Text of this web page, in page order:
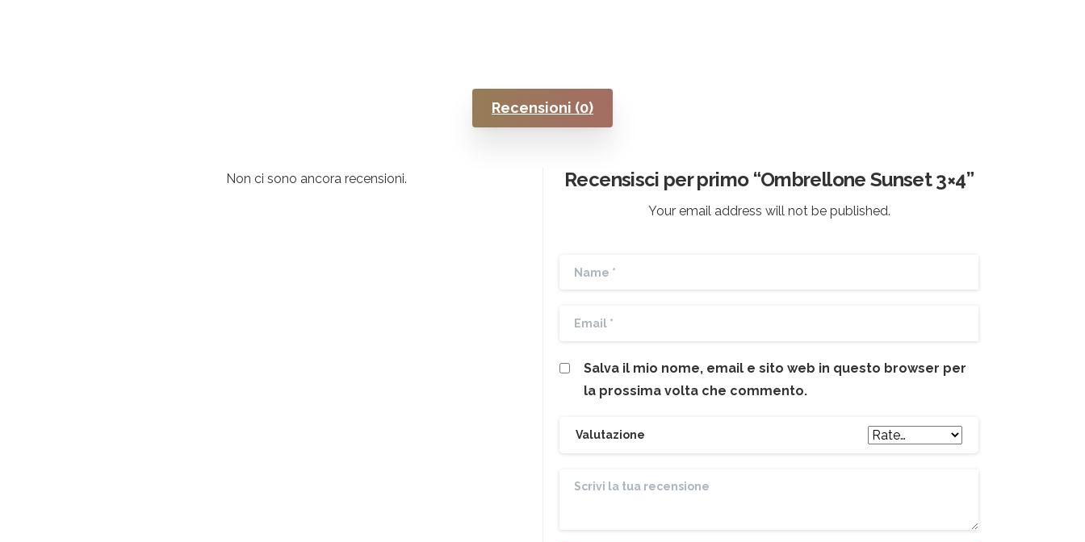
Recensioni (0)
Non ci sono ancora recensioni. Recensisci per primo “Ombrellone Sunset 3×4”
Your email address will not be published.
Salva il mio nome, email e sito web in questo browser per
la prossima volta che commento.
Valutazione